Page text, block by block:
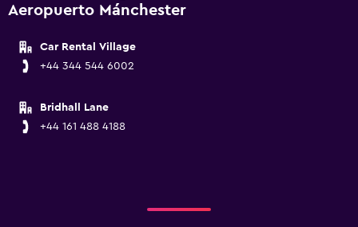
Aeropuerto Mánchester
Car Rental Village
+44 344 544 6002
Bridhall Lane
+44 161 488 4188